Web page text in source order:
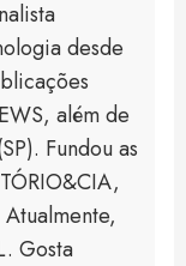
desde
além de
Fundou as
Gosta